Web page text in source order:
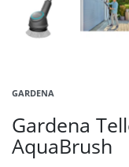
GARDENA
Gardena
AquaBrush